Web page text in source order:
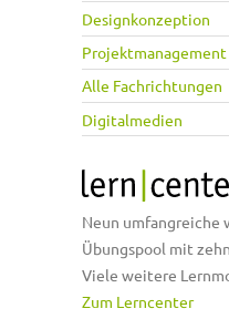
Designkonzeption
Projektmanagement
Alle Fachrichtungen
Digitalmedien
Neun umfangreiche
Übungspool mit
Viele weitere
Zum Lerncenter